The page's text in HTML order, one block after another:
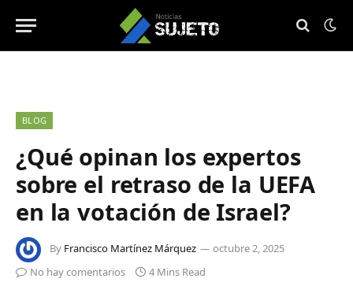
BLOG
¿Qué opinan los expertos
sobre el retraso de la UEFA
en la votación de Israel?
By Francisco Martínez Márquez
octubre 2, 2025
No hay comentarios
4 Mins Read